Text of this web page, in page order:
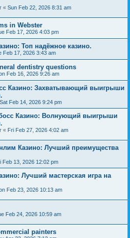
« Sun Feb 22, 2026 8:31 am
in Webster
Feb 17, 2026 4:03 pm
Топ надёжное казино.
Feb 17, 2026 3:43 am
dentistry questions
Feb 16, 2026 9:26 am
Казино: Захватывающий выигрыши
Sat Feb 14, 2026 9:24 pm
Казино: Волнующий выигрыши
« Fri Feb 27, 2026 4:02 am
Казино: Лучший преимущества
Feb 13, 2026 12:02 pm
Лучший мастерская игра на
Feb 23, 2026 10:13 am
Feb 24, 2026 10:59 am
painters